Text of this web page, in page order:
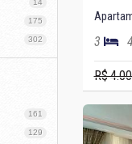
14
175
302
161
129
3 4
R$